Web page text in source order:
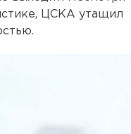
ЦСКА утащил